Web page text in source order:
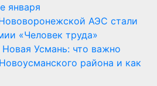
января
АЭС стали
«Человек труда»
Новая Усмань: что важно
района и как